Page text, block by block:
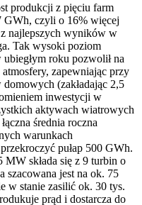
produkcji z pięciu farm
GWh, czyli o 16% więcej
najlepszych wyników w
Tak wysoki poziom
roku pozwolił na
zapewniając przy
(zakładając 2,5
inwestycji w
aktywach wiatrowych
średnia roczna
warunkach
pułap 500 GWh.
składa się z 9 turbin o
szacowana jest na ok. 75
w stanie zasilić ok. 30 tys.
prąd i dostarcza do